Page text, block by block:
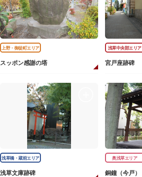
上野・御徒町エリア
スッポン感謝の塔
浅草中央部エリア
宮戸座跡碑
浅草橋・蔵前エリア
浅草文庫跡碑
奥浅草エリア
銅鐘（今戸）